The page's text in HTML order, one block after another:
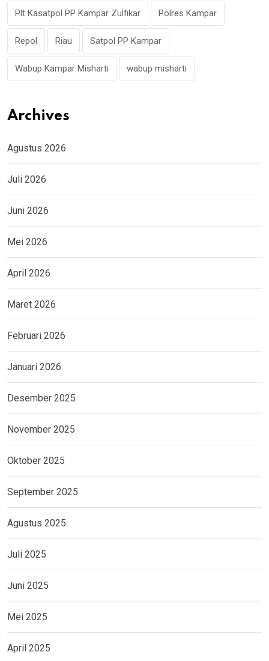
Plt Kasatpol PP Kampar Zulfikar Polres Kampar
Repol Riau Satpol PP Kampar
Wabup Kampar Misharti wabup misharti
Archives
Agustus 2026
Juli 2026
Juni 2026
Mei 2026
April 2026
Maret 2026
Februari 2026
Januari 2026
Desember 2025
November 2025
Oktober 2025
September 2025
Agustus 2025
Juli 2025
Juni 2025
Mei 2025
April 2025